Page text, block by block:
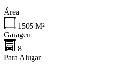
Área
1505 M²
Garagem
8
Para Alugar